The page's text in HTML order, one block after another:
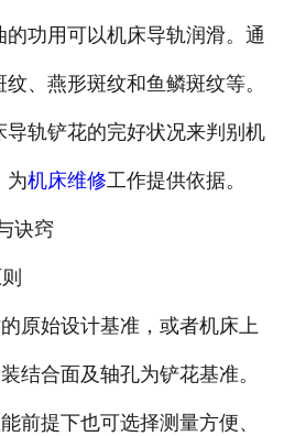
功用可以机床导轨润滑。通
、燕形斑纹和鱼鳞斑纹等。
轨铲花的完好状况来判别机
为机床维修工作提供依据。
诀窍
原始设计基准，或者机床上
结合面及轴孔为铲花基准。
前提下也可选择测量方便、